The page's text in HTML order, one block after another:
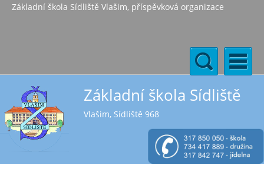
Základní škola Sídliště Vlašim, příspěvková organizace
Základní škola Sídliště
Vlašim, Sídliště 968